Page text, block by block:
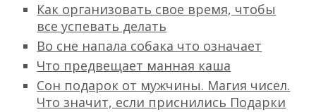
Как организовать свое время, чтобы
все успевать делать
Во сне напала собака что означает
Что предвещает манная каша
Сон подарок от мужчины. Магия чисел.
Что значит, если приснились Подарки